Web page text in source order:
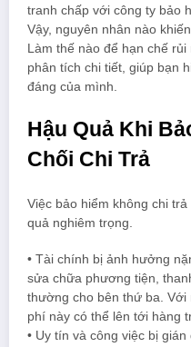
tranh chấp với công ty bảo
Vậy, nguyên nhân nào
Làm thế nào để hạn chế
phân tích chi tiết, giúp bạn
đáng của mình.
Hậu Quả Khi
Chối Chi Trả
Việc bảo hiểm không chi
quả nghiêm trọng.
• Tài chính bị ảnh hưởng
sửa chữa phương tiện,
thường cho bên thứ ba. Với
phí này có thể lên tới hàng
• Uy tín và công việc bị